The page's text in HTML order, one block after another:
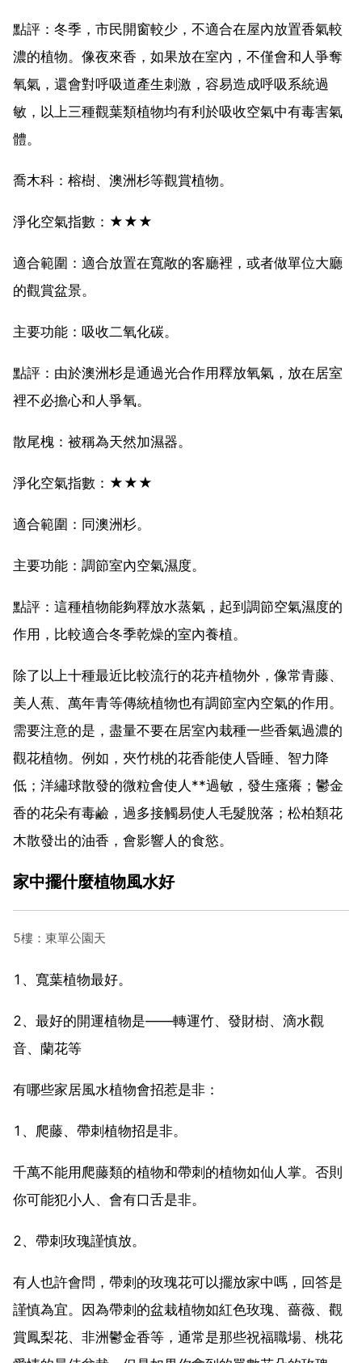
點評：冬季，市民開窗較少，不適合在屋內放置香氣較
濃的植物。像夜來香，如果放在室內，不僅會和人爭奪
氧氣，還會對呼吸道產生刺激，容易造成呼吸系統過
敏，以上三種觀葉類植物均有利於吸收空氣中有毒害氣
體。
喬木科：榕樹、澳洲杉等觀賞植物。
淨化空氣指數：★★★
適合範圍：適合放置在寬敞的客廳裡，或者做單位大廳
的觀賞盆景。
主要功能：吸收二氧化碳。
點評：由於澳洲杉是通過光合作用釋放氧氣，放在居室
裡不必擔心和人爭氧。
散尾槐：被稱為天然加濕器。
淨化空氣指數：★★★
適合範圍：同澳洲杉。
主要功能：調節室內空氣濕度。
點評：這種植物能夠釋放水蒸氣，起到調節空氣濕度的
作用，比較適合冬季乾燥的室內養植。
除了以上十種最近比較流行的花卉植物外，像常青藤、
美人蕉、萬年青等傳統植物也有調節室內空氣的作用。
需要注意的是，盡量不要在居室內栽種一些香氣過濃的
觀花植物。例如，夾竹桃的花香能使人昏睡、智力降
低；洋繡球散發的微粒會使人**過敏，發生瘙癢；鬱金
香的花朵有毒鹼，過多接觸易使人毛髮脫落；松柏類花
木散發出的油香，會影響人的食慾。
家中擺什麼植物風水好
5樓：東單公園天
1、寬葉植物最好。
2、最好的開運植物是——轉運竹、發財樹、滴水觀
音、蘭花等
有哪些家居風水植物會招惹是非：
1、爬藤、帶刺植物招是非。
千萬不能用爬藤類的植物和帶刺的植物如仙人掌。否則
你可能犯小人、會有口舌是非。
2、帶刺玫瑰謹慎放。
有人也許會問，帶刺的玫瑰花可以擺放家中嗎，回答是
謹慎為宜。因為帶刺的盆栽植物如紅色玫瑰、薔薇、觀
賞鳳梨花、非洲鬱金香等，通常是那些祝福職場、桃花